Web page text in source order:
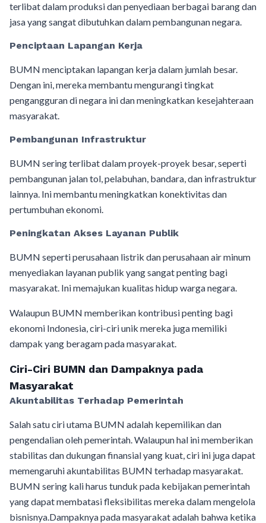
terlibat dalam produksi dan penyediaan berbagai barang dan
jasa yang sangat dibutuhkan dalam pembangunan negara.
Penciptaan Lapangan Kerja
BUMN menciptakan lapangan kerja dalam jumlah besar.
Dengan ini, mereka membantu mengurangi tingkat
pengangguran di negara ini dan meningkatkan kesejahteraan
masyarakat.
Pembangunan Infrastruktur
BUMN sering terlibat dalam proyek-proyek besar, seperti
pembangunan jalan tol, pelabuhan, bandara, dan infrastruktur
lainnya. Ini membantu meningkatkan konektivitas dan
pertumbuhan ekonomi.
Peningkatan Akses Layanan Publik
BUMN seperti perusahaan listrik dan perusahaan air minum
menyediakan layanan publik yang sangat penting bagi
masyarakat. Ini memajukan kualitas hidup warga negara.
Walaupun BUMN memberikan kontribusi penting bagi
ekonomi Indonesia, ciri-ciri unik mereka juga memiliki
dampak yang beragam pada masyarakat.
Ciri-Ciri BUMN dan Dampaknya pada
Masyarakat
Akuntabilitas Terhadap Pemerintah
Salah satu ciri utama BUMN adalah kepemilikan dan
pengendalian oleh pemerintah. Walaupun hal ini memberikan
stabilitas dan dukungan finansial yang kuat, ciri ini juga dapat
memengaruhi akuntabilitas BUMN terhadap masyarakat.
BUMN sering kali harus tunduk pada kebijakan pemerintah
yang dapat membatasi fleksibilitas mereka dalam mengelola
bisnisnya.Dampaknya pada masyarakat adalah bahwa ketika